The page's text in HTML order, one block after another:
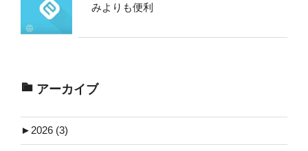
みよりも便利
アーカイブ
► 2026 (3)